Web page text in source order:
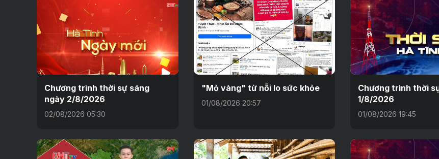
Chương trình thời sự sáng
ngày 2/8/2026
02/08/2026 05:30
"Mỏ vàng" từ nỗi lo sức khỏe
01/08/2026 20:57
Chương trình thời
1/8/2026
01/08/2026 19:45